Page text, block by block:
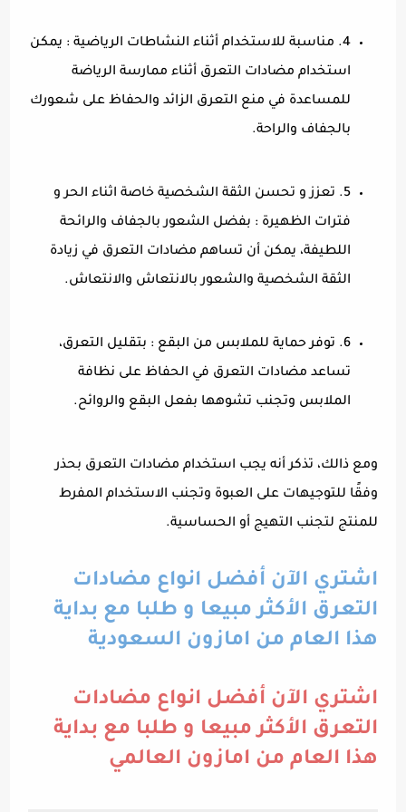
4. مناسبة للاستخدام أثناء النشاطات الرياضية : يمكن
استخدام مضادات التعرق أثناء ممارسة الرياضة
للمساعدة في منع التعرق الزائد والحفاظ على شعورك
بالجفاف والراحة.
5. تعزز و تحسن الثقة الشخصية خاصة اثناء الحر و
فترات الظهيرة : بفضل الشعور بالجفاف والرائحة
اللطيفة، يمكن أن تساهم مضادات التعرق في زيادة
الثقة الشخصية والشعور بالانتعاش والانتعاش.
6. توفر حماية للملابس من البقع : بتقليل التعرق،
تساعد مضادات التعرق في الحفاظ على نظافة
الملابس وتجنب تشوهها بفعل البقع والروائح.
ومع ذالك، تذكر أنه يجب استخدام مضادات التعرق بحذر
وفقًا للتوجيهات على العبوة وتجنب الاستخدام المفرط
للمنتج لتجنب التهيج أو الحساسية.
اشتري الآن أفضل انواع مضادات
التعرق الأكثر مبيعا و طلبا مع بداية
هذا العام من امازون السعودية
اشتري الآن أفضل انواع مضادات
التعرق الأكثر مبيعا و طلبا مع بداية
هذا العام من امازون العالمي